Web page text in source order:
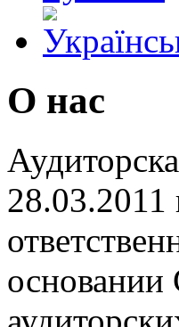
О нас
28.03.2011
основании